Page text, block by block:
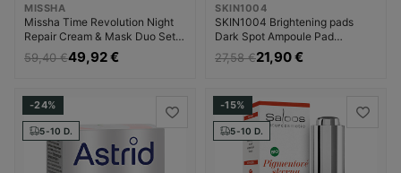
MISSHA
Missha Time Revolution Night
Repair Cream & Mask Duo Set -
gift set Drėkinamasis veido
kremas Moterims
59,40 €49,92 €
SKIN1004
SKIN1004 Brightening pads
Dark Spot Ampoule Pad
Pigmentinių dėmių šalinimo
priemonė Moterims
27,58 €21,90 €
-24%
5-10 D.
-15%
5-10 D.